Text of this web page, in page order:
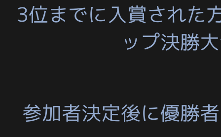
3位までに入賞された
ップ決勝
参加者決定後に優勝